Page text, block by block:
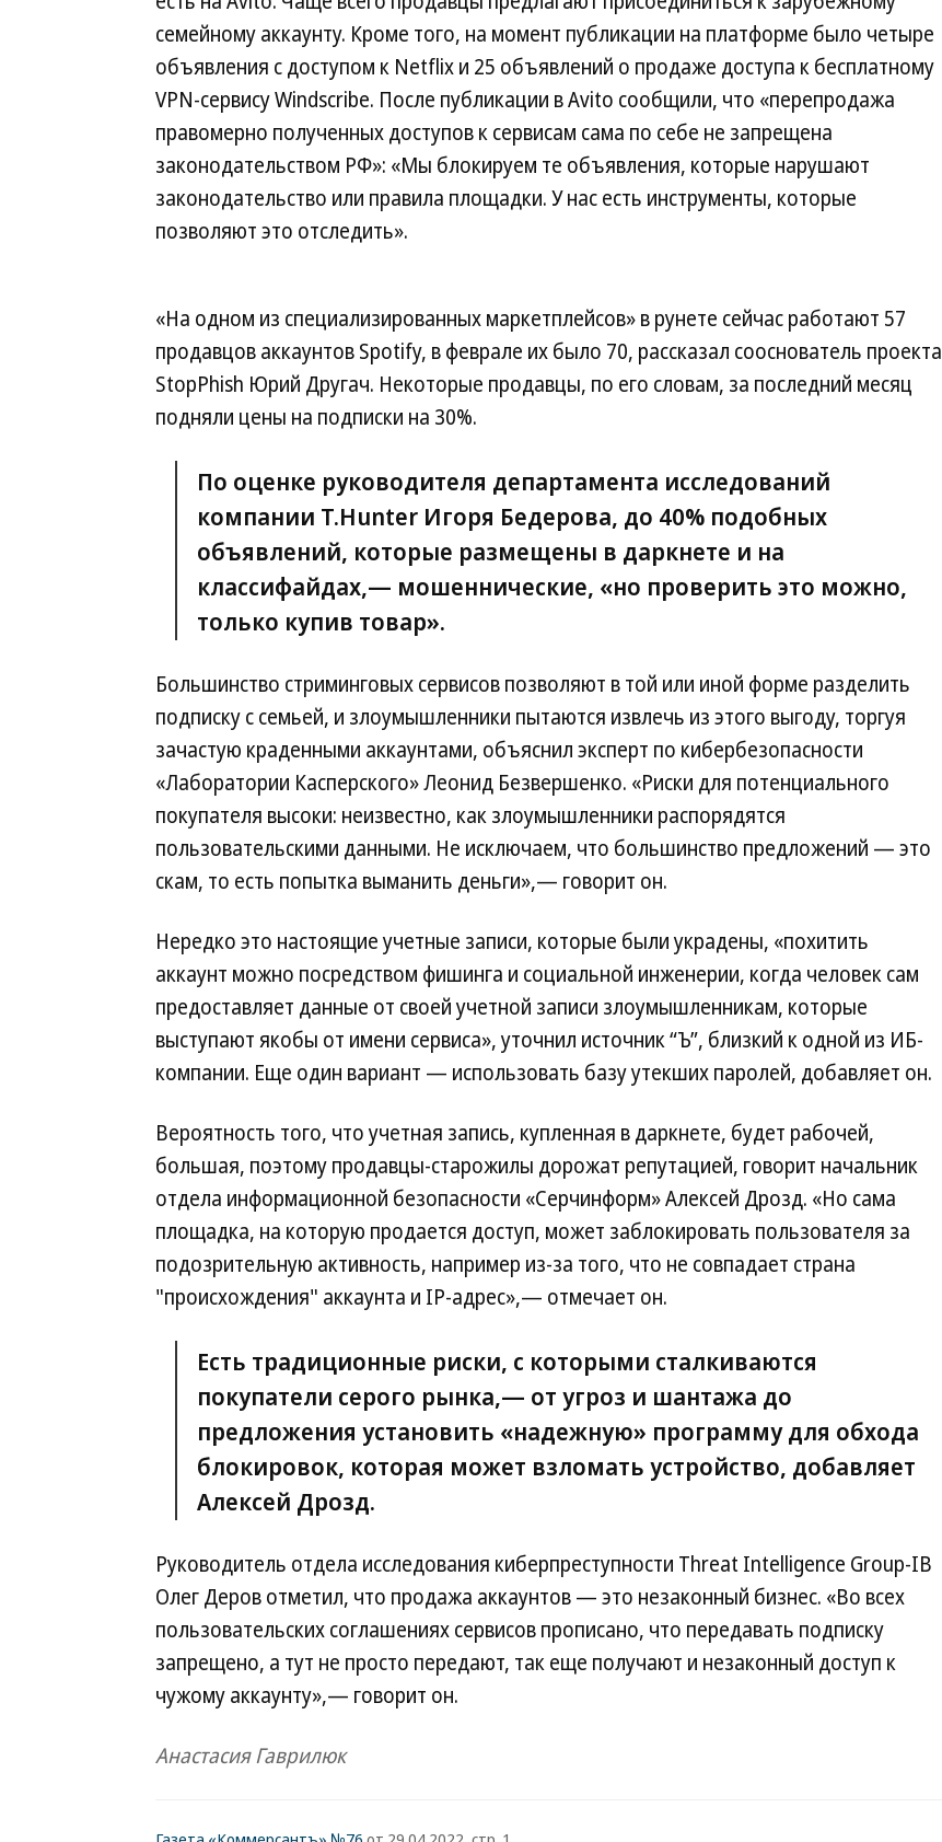
семейному аккаунту. Кроме того, на момент публикации на платформе было четыре
объявления с доступом к Netflix и 25 объявлений о продаже доступа к бесплатному
VPN-сервису Windscribe. После публикации в Avito сообщили, что «перепродажа
правомерно полученных доступов к сервисам сама по себе не запрещена
законодательством РФ»: «Мы блокируем те объявления, которые нарушают
законодательство или правила площадки. У нас есть инструменты, которые
позволяют это отследить».
«На одном из специализированных маркетплейсов» в рунете сейчас работают 57
продавцов аккаунтов Spotify, в феврале их было 70, рассказал сооснователь проекта
StopPhish Юрий Другач. Некоторые продавцы, по его словам, за последний месяц
подняли цены на подписки на 30%.
По оценке руководителя департамента исследований
компании T.Hunter Игоря Бедерова, до 40% подобных
объявлений, которые размещены в даркнете и на
классифайдах,— мошеннические, «но проверить это можно,
только купив товар».
Большинство стриминговых сервисов позволяют в той или иной форме разделить
подписку с семьей, и злоумышленники пытаются извлечь из этого выгоду, торгуя
зачастую краденными аккаунтами, объяснил эксперт по кибербезопасности
«Лаборатории Касперского» Леонид Безвершенко. «Риски для потенциального
покупателя высоки: неизвестно, как злоумышленники распорядятся
пользовательскими данными. Не исключаем, что большинство предложений — это
скам, то есть попытка выманить деньги»,— говорит он.
Нередко это настоящие учетные записи, которые были украдены, «похитить
аккаунт можно посредством фишинга и социальной инженерии, когда человек сам
предоставляет данные от своей учетной записи злоумышленникам, которые
выступают якобы от имени сервиса», уточнил источник “Ъ”, близкий к одной из ИБ-
компании. Еще один вариант — использовать базу утекших паролей, добавляет он.
Вероятность того, что учетная запись, купленная в даркнете, будет рабочей,
большая, поэтому продавцы-старожилы дорожат репутацией, говорит начальник
отдела информационной безопасности «Серчинформ» Алексей Дрозд. «Но сама
площадка, на которую продается доступ, может заблокировать пользователя за
подозрительную активность, например из-за того, что не совпадает страна
"происхождения" аккаунта и IP-адрес»,— отмечает он.
Есть традиционные риски, с которыми сталкиваются
покупатели серого рынка,— от угроз и шантажа до
предложения установить «надежную» программу для обхода
блокировок, которая может взломать устройство, добавляет
Алексей Дрозд.
Руководитель отдела исследования киберпреступности Threat Intelligence Group-IB
Олег Деров отметил, что продажа аккаунтов — это незаконный бизнес. «Во всех
пользовательских соглашениях сервисов прописано, что передавать подписку
запрещено, а тут не просто передают, так еще получают и незаконный доступ к
чужому аккаунту»,— говорит он.
Анастасия Гаврилюк